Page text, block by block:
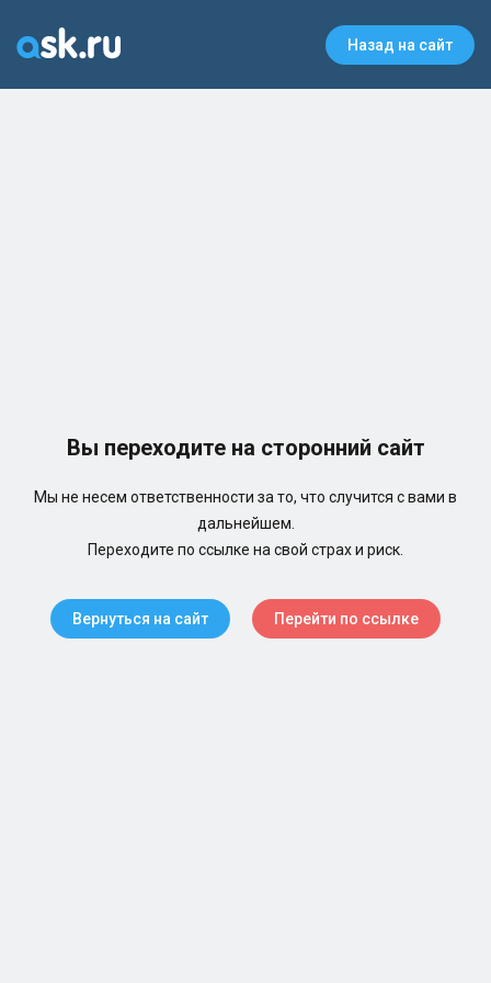
Назад на сайт
Вы переходите на сторонний сайт
Мы не несем ответственности за то, что случится с вами в
дальнейшем.
Переходите по ссылке на свой страх и риск.
Вернуться на сайт Перейти по ссылке